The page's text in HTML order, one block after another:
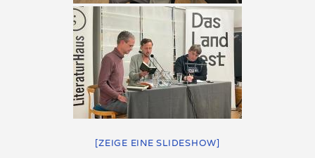
[ZEIGE EINE SLIDESHOW]